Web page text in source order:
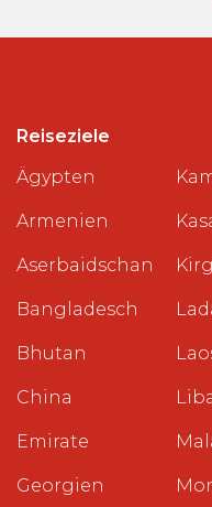
Reiseziele
Ägypten
Armenien
Aserbaidschan
Bangladesch
Bhutan
China
Emirate
Georgien